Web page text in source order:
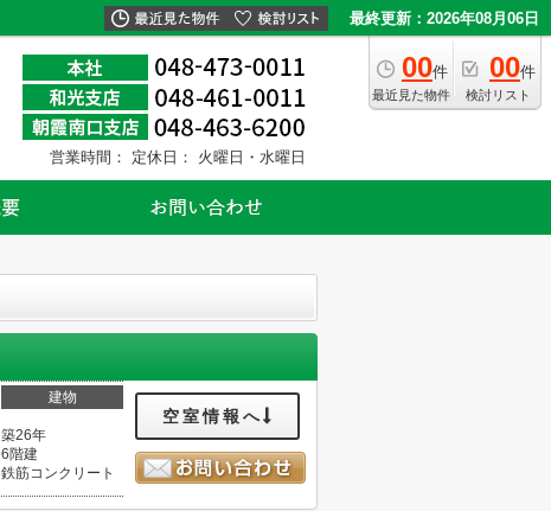
最終更新：2026年08月06日
00件
最近見た物件
00件
検討リスト
営業時間： 定休日： 火曜日・水曜日
建物
築26年
6階建
鉄筋コンクリート
空室情報へ